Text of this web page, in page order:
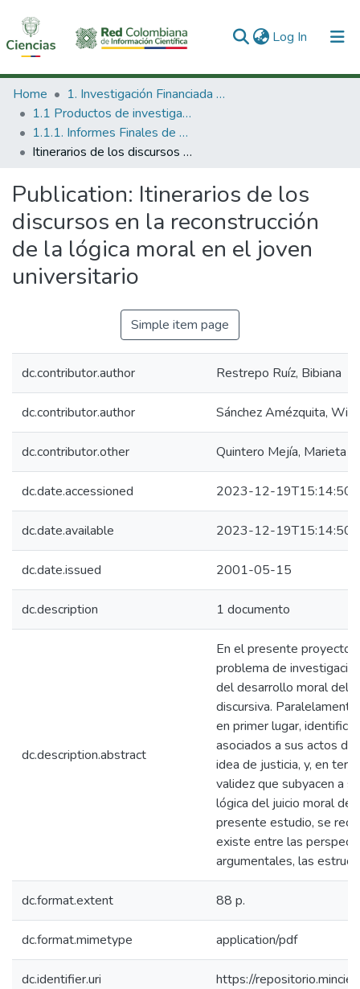
Log In (current)
Communities & Collections
All of DSpace
Statistics
Home
1. Investigación Financiada con Recursos Públicos
1.1 Productos de investigación
1.1.1. Informes Finales de Proyectos de Investigación
Itinerarios de los discursos en la reconstrucción de la lógica moral en el joven universitario
Publication: Itinerarios de los
discursos en la reconstrucción
de la lógica moral en el joven
universitario
Simple item page
dc.contributor.author Restrepo Ruíz, Bibiana
dc.contributor.author Sánchez Amézquita,
dc.contributor.other Quintero Mejía, Marieta
dc.date.accessioned 2023-12-19T15:14:50Z
dc.date.available 2023-12-19T15:14:50Z
dc.date.issued 2001-05-15
dc.description 1 documento
dc.description.abstract
En el presente proyecto
problema de
del desarrollo moral del
discursiva.
en primer lugar,
asociados a sus actos
idea de justicia, y, en
validez que subyacen a
lógica del juicio moral
presente estudio, se
existe entre las
argumentales, las
dc.format.extent 88 p.
dc.format.mimetype application/pdf
dc.identifier.uri https://